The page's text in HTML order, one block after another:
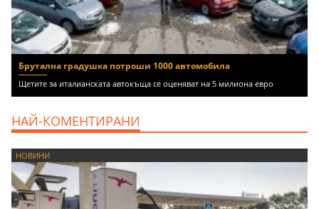
Брутална градушка потроши 1000 автомобила
Щетите за италианската автокъща се оценяват на 5 милиона евро
НАЙ-КОМЕНТИРАНИ
НОВИНИ